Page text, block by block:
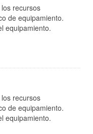
recursos
de equipamiento.
equipamiento.
recursos
de equipamiento.
equipamiento.